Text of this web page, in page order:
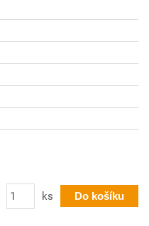
Počet ks Do košíku